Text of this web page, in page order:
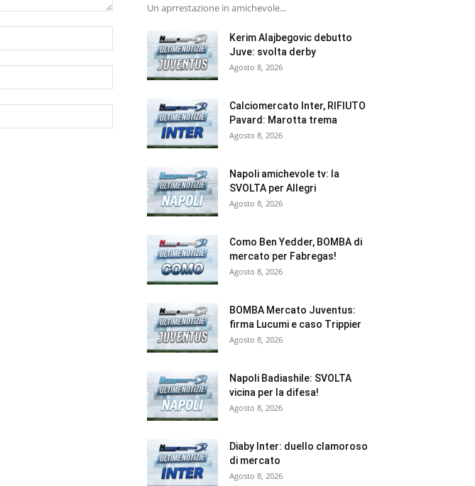
Un aprrestazione in amichevole...
Kerim Alajbegovic debutto
Juve: svolta derby
Agosto 8, 2026
Calciomercato Inter, RIFIUTO
Pavard: Marotta trema
Agosto 8, 2026
Napoli amichevole tv: la
SVOLTA per Allegri
Agosto 8, 2026
Como Ben Yedder, BOMBA di
mercato per Fabregas!
Agosto 8, 2026
BOMBA Mercato Juventus:
firma Lucumi e caso Trippier
Agosto 8, 2026
Napoli Badiashile: SVOLTA
vicina per la difesa!
Agosto 8, 2026
Diaby Inter: duello clamoroso
di mercato
Agosto 8, 2026